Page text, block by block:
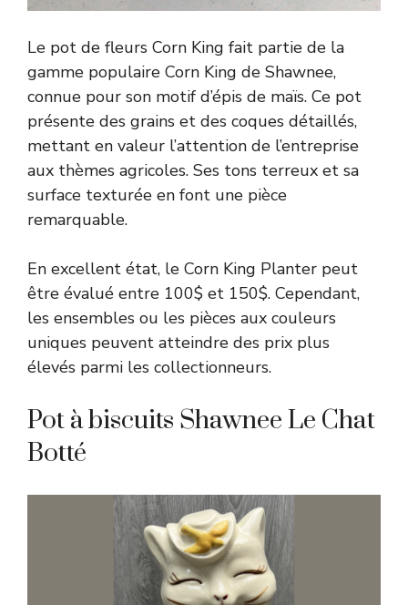
Le pot de fleurs Corn King fait partie de la
gamme populaire Corn King de Shawnee,
connue pour son motif d’épis de maïs. Ce pot
présente des grains et des coques détaillés,
mettant en valeur l’attention de l’entreprise
aux thèmes agricoles. Ses tons terreux et sa
surface texturée en font une pièce
remarquable.
En excellent état, le Corn King Planter peut
être évalué entre 100$ et 150$. Cependant,
les ensembles ou les pièces aux couleurs
uniques peuvent atteindre des prix plus
élevés parmi les collectionneurs.
Pot à biscuits Shawnee Le Chat
Botté